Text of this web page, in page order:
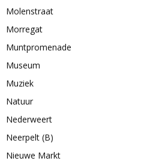
Molenstraat
Morregat
Muntpromenade
Museum
Muziek
Natuur
Nederweert
Neerpelt (B)
Nieuwe Markt